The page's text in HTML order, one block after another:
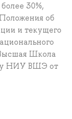
30%,
об
и текущего
Школа
НИУ ВШЭ от